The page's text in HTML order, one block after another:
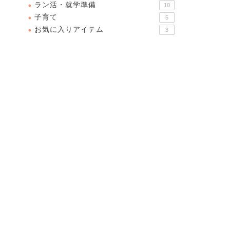
ラン活・就学準備 10
子育て 5
お気に入りアイテム 3